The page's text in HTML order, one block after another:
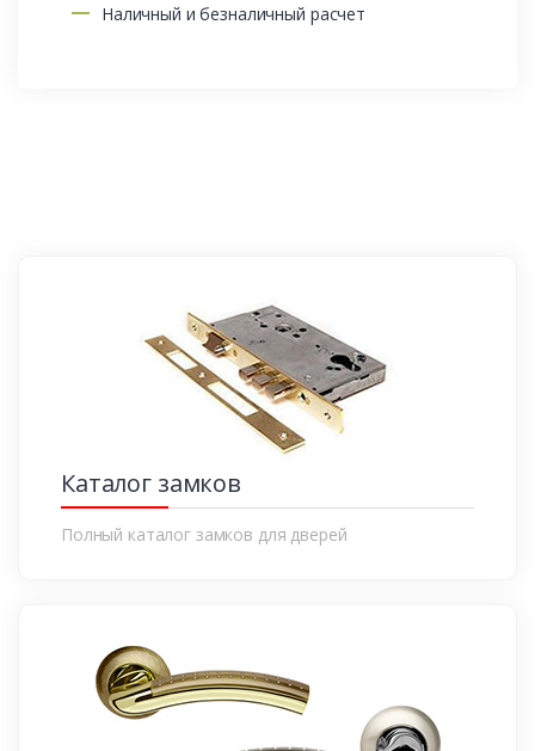
Наличный и безналичный расчет
Каталог замков
Полный каталог замков для дверей